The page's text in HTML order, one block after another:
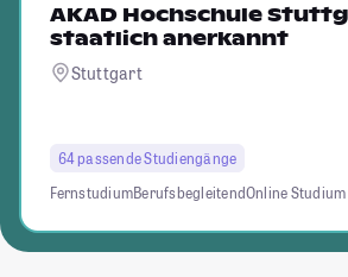
AKAD Hochschule
staatlich anerkannt
Stuttgart
64 passende Studiengänge
FernstudiumBerufsbegleitendOnline Studium